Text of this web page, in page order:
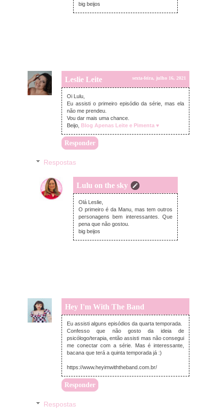
big beijos
Leslie Leite sexta-feira, julho 16, 2021
Oi Lulu,
Eu assisti o primeiro episódio da série, mas ela
não me prendeu.
Vou dar mais uma chance.
Beijo, Blog Apenas Leite e Pimenta ♥
Responder
Respostas
Lulu on the sky
segunda-feira, julho 19, 2021
Olá Leslie,
O primeiro é da Manu, mas tem outros
personagens bem interessantes. Que
pena que não gostou.
big beijos
Hey I'm With The Band
sábado, julho 17, 2021
Eu assisti alguns episódios da quarta temporada.
Confesso que não gosto da ideia de
psicólogo/terapia, então assisti mas não consegui
me conectar com a série. Mas é interessante,
bacana que terá a quinta temporada já :)
https://www.heyimwiththeband.com.br/
Responder
Respostas